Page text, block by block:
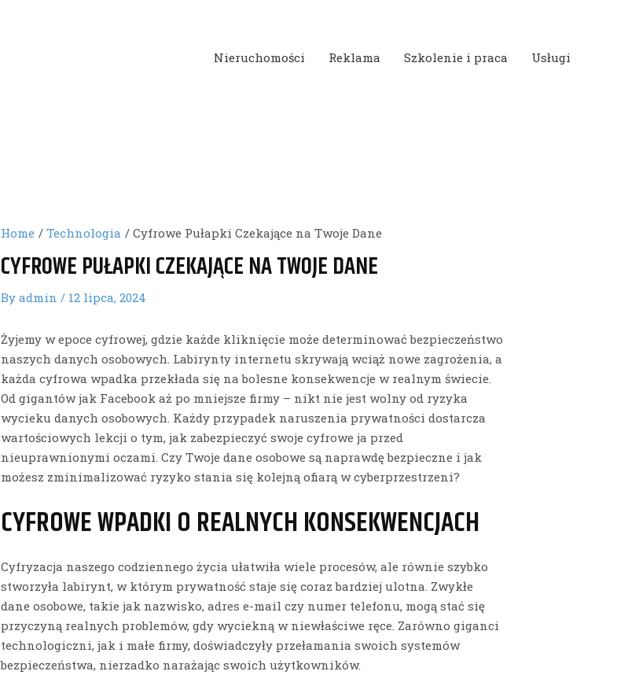
Nieruchomości Reklama Szkolenie i praca Usługi
Home Technologia Cyfrowe Pułapki Czekające na Twoje Dane
CYFROWE PUŁAPKI CZEKAJĄCE NA TWOJE DANE
Byadmin/ 12 lipca, 2024
Żyjemy w epoce cyfrowej, gdzie każde kliknięcie może determinować bezpieczeństwo
naszych danych osobowych. Labirynty internetu skrywają wciąż nowe zagrożenia, a
każda cyfrowa wpadka przekłada się na bolesne konsekwencje w realnym świecie.
Od gigantów jak Facebook aż po mniejsze firmy – nikt nie jest wolny od ryzyka
wycieku danych osobowych. Każdy przypadek naruszenia prywatności dostarcza
wartościowych lekcji o tym, jak zabezpieczyć swoje cyfrowe ja przed
nieuprawnionymi oczami. Czy Twoje dane osobowe są naprawdę bezpieczne i jak
możesz zminimalizować ryzyko stania się kolejną ofiarą w cyberprzestrzeni?
CYFROWE WPADKI O REALNYCH KONSEKWENCJACH
Cyfryzacja naszego codziennego życia ułatwiła wiele procesów, ale równie szybko
stworzyła labirynt, w którym prywatność staje się coraz bardziej ulotna. Zwykłe
dane osobowe, takie jak nazwisko, adres e-mail czy numer telefonu, mogą stać się
przyczyną realnych problemów, gdy wyciekną w niewłaściwe ręce. Zarówno giganci
technologiczni, jak i małe firmy, doświadczyły przełamania swoich systemów
bezpieczeństwa, nierzadko narażając swoich użytkowników.